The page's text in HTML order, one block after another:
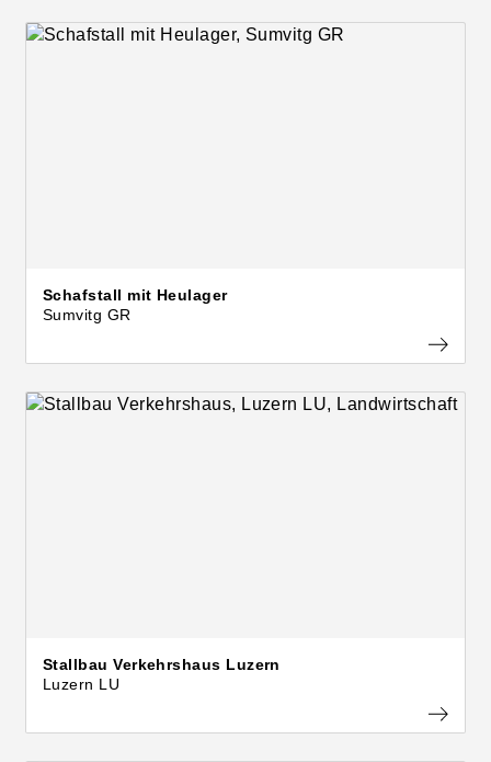
Schafstall mit Heulager
Sumvitg GR
Stallbau Verkehrshaus Luzern
Luzern LU